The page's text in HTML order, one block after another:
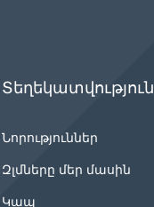
Տեղեկատվություն
Նորություններ
Զլմները մեր մասին
Կապ